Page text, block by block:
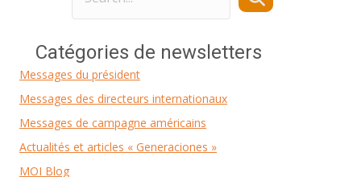
Catégories de newsletters
Messages du président
Messages des directeurs internationaux
Messages de campagne américains
Actualités et articles « Generaciones »
MOI Blog